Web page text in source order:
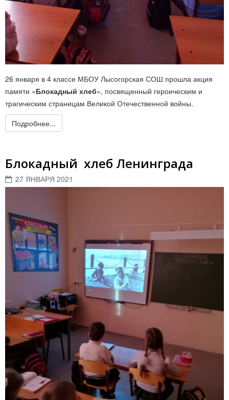
26 января в 4 классе МБОУ Лысогорская СОШ прошла акция
памяти «Блокадный хлеб», посвященный героическим и
трагическим страницам Великой Отечественной войны.
Подробнее...
Блокадный хлеб Ленинграда
27 ЯНВАРЯ 2021